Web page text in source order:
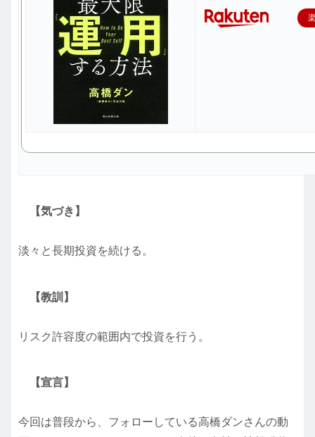
【気づき】
淡々と長期投資を続ける。
【教訓】
リスク許容度の範囲内で投資を行う。
【宣言】
今回は普段から、フォローしている高橋ダンさんの動